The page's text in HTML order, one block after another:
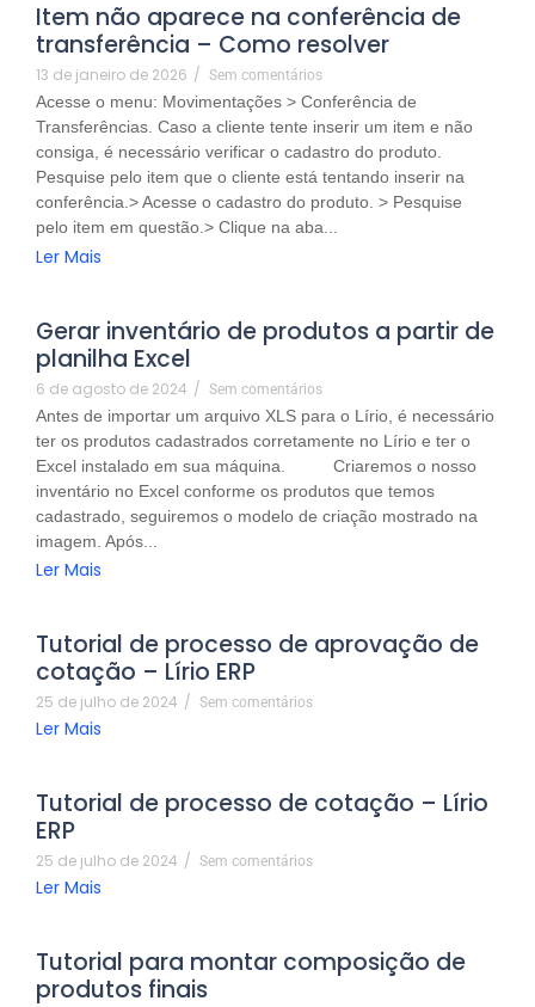
Item não aparece na conferência de
transferência – Como resolver
13 de janeiro de 2026 / Sem comentários
Acesse o menu: Movimentações > Conferência de
Transferências. Caso a cliente tente inserir um item e não
consiga, é necessário verificar o cadastro do produto.
Pesquise pelo item que o cliente está tentando inserir na
conferência.> Acesse o cadastro do produto. > Pesquise
pelo item em questão.> Clique na aba...
Ler Mais
Gerar inventário de produtos a partir de
planilha Excel
6 de agosto de 2024 / Sem comentários
Antes de importar um arquivo XLS para o Lírio, é necessário
ter os produtos cadastrados corretamente no Lírio e ter o
Excel instalado em sua máquina. Criaremos o nosso
inventário no Excel conforme os produtos que temos
cadastrado, seguiremos o modelo de criação mostrado na
imagem. Após...
Ler Mais
Tutorial de processo de aprovação de
cotação – Lírio ERP
25 de julho de 2024 / Sem comentários
Ler Mais
Tutorial de processo de cotação – Lírio
ERP
25 de julho de 2024 / Sem comentários
Ler Mais
Tutorial para montar composição de
produtos finais